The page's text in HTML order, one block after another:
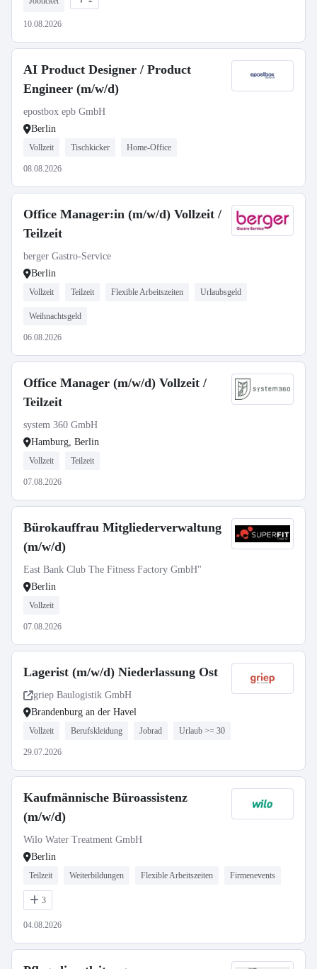
10.08.2026
AI Product Designer / Product
Engineer (m/w/d)
epostbox epb GmbH
Berlin
Vollzeit Tischkicker Home-Office
08.08.2026
Office Manager:in (m/w/d) Vollzeit /
Teilzeit
berger Gastro-Service
Berlin
Vollzeit Teilzeit Flexible Arbeitszeiten Urlaubsgeld
Weihnachtsgeld
06.08.2026
Office Manager (m/w/d) Vollzeit /
Teilzeit
system 360 GmbH
Hamburg, Berlin
Vollzeit Teilzeit
07.08.2026
Bürokauffrau Mitgliederverwaltung
(m/w/d)
East Bank Club The Fitness Factory GmbH''
Berlin
Vollzeit
07.08.2026
Lagerist (m/w/d) Niederlassung Ost
griep Baulogistik GmbH
Brandenburg an der Havel
Vollzeit Berufskleidung Jobrad Urlaub >= 30
29.07.2026
Kaufmännische Büroassistenz
(m/w/d)
Wilo Water Treatment GmbH
Berlin
Teilzeit Weiterbildungen Flexible Arbeitszeiten Firmenevents
3
04.08.2026